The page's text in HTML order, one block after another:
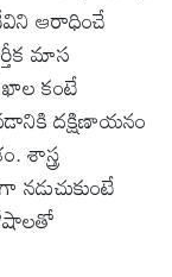
ఆరాధించే
మాస
కంటే
దక్షిణాయనం
శాస్త్ర